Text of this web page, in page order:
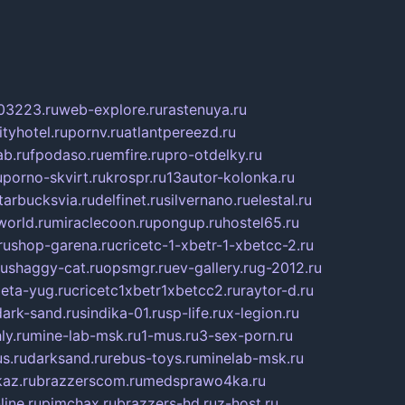
web-explore.rurastenuya.ru
pornv.ruatlantpereezd.ru
fpodaso.ruemfire.rupro-otdelky.ru
porno-skvirt.rukrospr.ru13autor-kolonka.ru
delfinet.rusilvernano.ruelestal.ru
miraclecoon.rupongup.ruhostel65.ru
shop-garena.rucricetc-1-xbetr-1-xbetcc-2.ru
shaggy-cat.ruopsmgr.ruev-gallery.rug-2012.ru
yug.rucricetc1xbetr1xbetcc2.ruraytor-d.ru
sand.rusindika-01.rusp-life.rux-legion.ru
mine-lab-msk.ru1-mus.ru3-sex-porn.ru
darksand.rurebus-toys.ruminelab-msk.ru
brazzerscom.rumedsprawo4ka.ru